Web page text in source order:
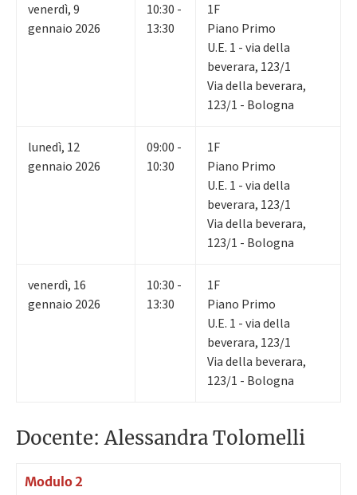
venerdì,9
gennaio 2026
10:30 -
13:30
1F
Piano Primo
U.E. 1 - via della
beverara, 123/1
Via della beverara,
123/1 - Bologna
lunedì, 12
gennaio 2026
09:00 -
10:30
1F
Piano Primo
U.E. 1 - via della
beverara, 123/1
Via della beverara,
123/1 - Bologna
venerdì, 16
gennaio 2026
10:30 -
13:30
1F
Piano Primo
U.E. 1 - via della
beverara, 123/1
Via della beverara,
123/1 - Bologna
Docente: Alessandra Tolomelli
Modulo 2